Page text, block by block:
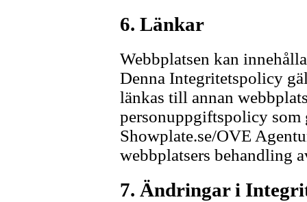
6. Länkar
Webbplatsen kan
Denna Integritetspolicy
länkas till annan
personuppgiftspolicy som
Showplate.se/OVE
webbplatsers behandling
7. Ändringar i